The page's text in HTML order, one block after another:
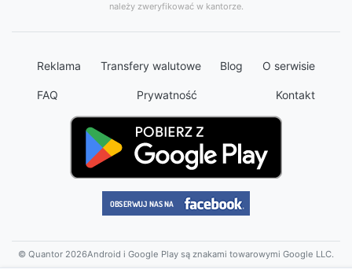
należy zweryfikować w kantorze.
Reklama Transfery walutowe Blog O serwisie
FAQ Prywatność Kontakt
© Quantor 2026Android i Google Play są znakami towarowymi Google LLC.